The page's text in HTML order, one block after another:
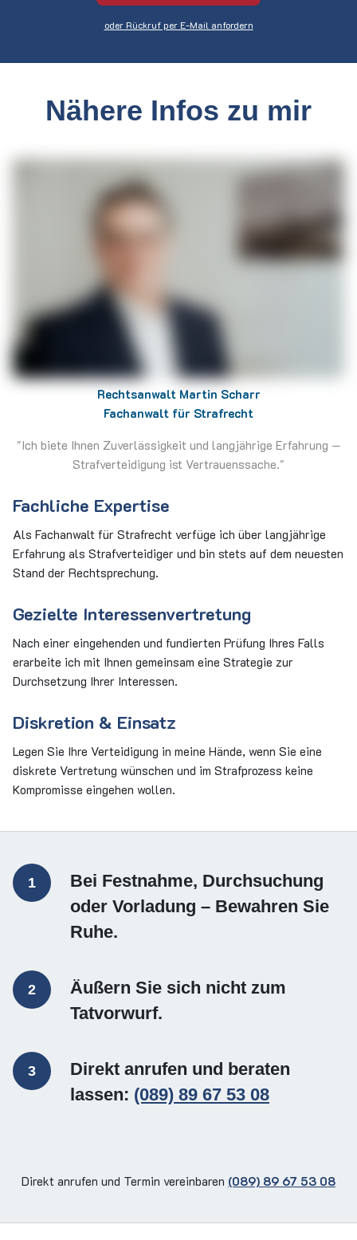
oder Rückruf per E-Mail anfordern
Nähere Infos zu mir
Rechtsanwalt Martin Scharr
Fachanwalt für Strafrecht
"Ich biete Ihnen Zuverlässigkeit und langjährige Erfahrung —
Strafverteidigung ist Vertrauenssache."
Fachliche Expertise
Als Fachanwalt für Strafrecht verfüge ich über langjährige
Erfahrung als Strafverteidiger und bin stets auf dem neuesten
Stand der Rechtsprechung.
Gezielte Interessenvertretung
Nach einer eingehenden und fundierten Prüfung Ihres Falls
erarbeite ich mit Ihnen gemeinsam eine Strategie zur
Durchsetzung Ihrer Interessen.
Diskretion & Einsatz
Legen Sie Ihre Verteidigung in meine Hände, wenn Sie eine
diskrete Vertretung wünschen und im Strafprozess keine
Kompromisse eingehen wollen.
1
Bei Festnahme, Durchsuchung
oder Vorladung – Bewahren Sie
Ruhe.
2
Äußern Sie sich nicht zum
Tatvorwurf.
3
Direkt anrufen und beraten
lassen: (089) 89 67 53 08
Direkt anrufen und Termin vereinbaren (089) 89 67 53 08